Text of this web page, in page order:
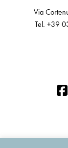
Via
Tel. +39